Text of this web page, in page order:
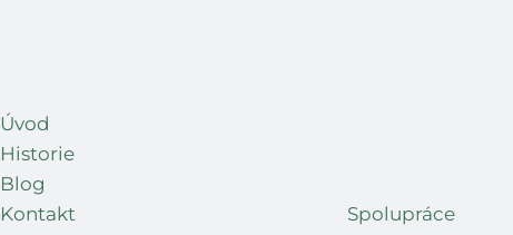
Úvod
Historie
Blog
Kontakt
Spolupráce